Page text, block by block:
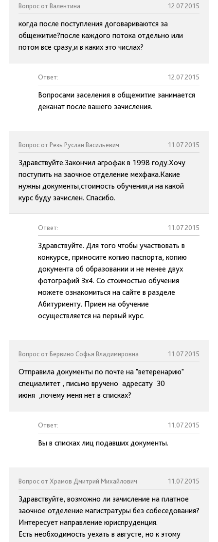
Вопрос от Валентина 12.07.2015
когда после поступления договариваются за
общежитие?после каждого потока отдельно или
потом все сразу,и в каких это числах?
Ответ: 12.07.2015
Вопросами заселения в общежитие занимается
деканат после вашего зачисления.
Вопрос от Резь Руслан Васильевич 11.07.2015
Здравствуйте.Закончил агрофак в 1998 году.Хочу
поступить на заочное отделение мехфака.Какие
нужны документы,стоимость обучения,и на какой
курс буду зачислен. Спасибо.
Ответ: 11.07.2015
Здравствуйте. Для того чтобы участвовать в
конкурсе, приносите копию паспорта, копию
документа об образовании и не менее двух
фотографий 3х4. Со стоимостью обучения
можете ознакомиться на сайте в разделе
Абитуриенту. Прием на обучение
осуществляется на первый курс.
Вопрос от Бервино Софья Владимировна 11.07.2015
Отправила документы по почте на "ветеренарию"
специалитет , письмо вручено адресату 30
июня ,почему меня нет в списках?
Ответ: 11.07.2015
Вы в списках лиц подавших документы.
Вопрос от Храмов Дмитрий Михайлович 11.07.2015
Здравствуйте, возможно ли зачисление на платное
заочное отделение магистратуры без собеседования?
Интересует направление юриспруденция.
Есть необходимость уехать в августе, но к этому